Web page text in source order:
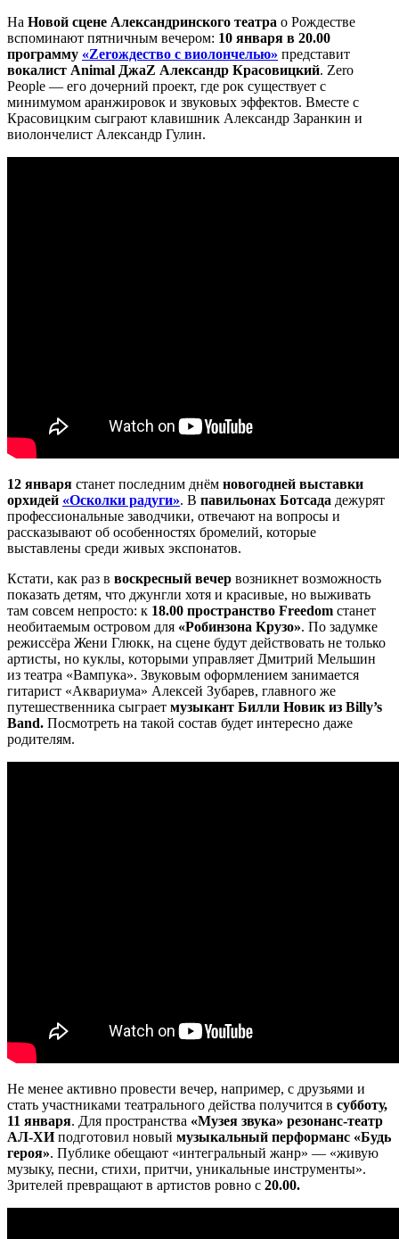
На Новой сцене Александринского театра о Рождестве
вспоминают пятничным вечером: 10 января в 20.00
программу «Zeroждество с виолончелью» представит
вокалист Animal ДжаZ Александр Красовицкий. Zero
People — его дочерний проект, где рок существует с
минимумом аранжировок и звуковых эффектов. Вместе с
Красовицким сыграют клавишник Александр Заранкин и
виолончелист Александр Гулин.
12 января станет последним днём новогодней выставки
орхидей «Осколки радуги». В павильонах Ботсада дежурят
профессиональные заводчики, отвечают на вопросы и
рассказывают об особенностях бромелий, которые
выставлены среди живых экспонатов.
Кстати, как раз в воскресный вечер возникнет возможность
показать детям, что джунгли хотя и красивые, но выживать
там совсем непросто: к 18.00 пространство Freedom станет
необитаемым островом для «Робинзона Крузо». По задумке
режиссёра Жени Глюкк, на сцене будут действовать не только
артисты, но куклы, которыми управляет Дмитрий Мельшин
из театра «Вампука». Звуковым оформлением занимается
гитарист «Аквариума» Алексей Зубарев, главного же
путешественника сыграет музыкант Билли Новик из Billy’s
Band. Посмотреть на такой состав будет интересно даже
родителям.
Не менее активно провести вечер, например, с друзьями и
стать участниками театрального действа получится в субботу,
11 января. Для пространства «Музея звука» резонанс-театр
АЛ-ХИподготовил новый музыкальный перформанс «Будь
героя». Публике обещают «интегральный жанр» — «живую
музыку, песни, стихи, притчи, уникальные инструменты».
Зрителей превращают в артистов ровно с 20.00.